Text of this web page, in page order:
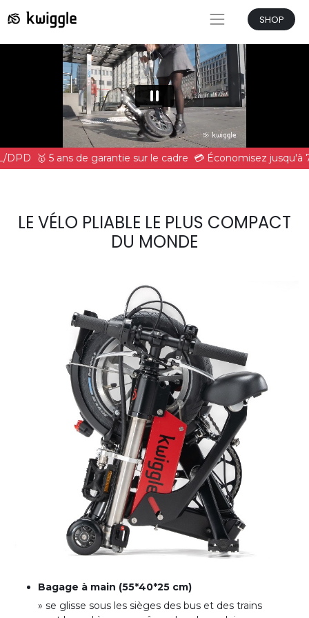
SHOP
DPD 🥇 5 ans de garantie sur le cadre 💳 Économisez jusqu'à
LE VÉLO PLIABLE LE PLUS COMPACT
DU MONDE
Bagage à main (55*40*25 cm)
» se glisse sous les sièges des bus et des trains